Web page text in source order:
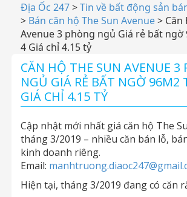
Địa Ốc 247>Tin về bất động sản
> Bán căn hộ The Sun Avenue> Căn
Avenue 3 phòng ngủ Giá rẻ bất ngờ
4 Giá chỉ 4.15 tỷ
CĂN HỘ THE SUN AVENUE 3
NGỦ GIÁ RẺ BẤT NGỜ 96M2
GIÁ CHỈ 4.15 TỶ
Cập nhật mới nhất giá căn hộ The
tháng 3/2019 – nhiều căn bán lỗ,
kinh doanh riêng.
Email:
Hiện tại, tháng 3/2019 đang có căn